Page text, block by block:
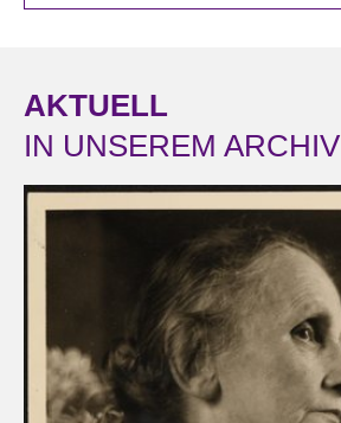
AKTUELL
IN UNSEREM ARCHIV